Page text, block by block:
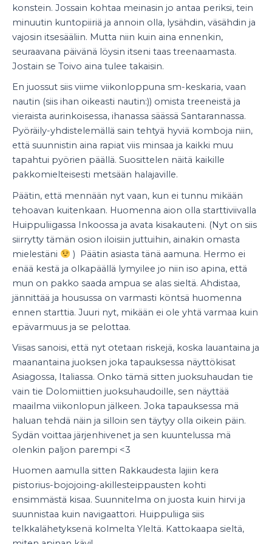
konstein. Jossain kohtaa meinasin jo antaa periksi, tein
minuutin kuntopiiriä ja annoin olla, lysähdin, väsähdin ja
vajosin itsesääliin. Mutta niin kuin aina ennenkin,
seuraavana päivänä löysin itseni taas treenaamasta.
Jostain se Toivo aina tulee takaisin.
En juossut siis viime viikonloppuna sm-keskaria, vaan
nautin (siis ihan oikeasti nautin:)) omista treeneistä ja
vieraista aurinkoisessa, ihanassa säässä Santarannassa.
Pyöräily-yhdistelemällä sain tehtyä hyviä komboja niin,
että suunnistin aina rapiat viis minsaa ja kaikki muu
tapahtui pyörien päällä. Suosittelen näitä kaikille
pakkomielteisesti metsään halajaville.
Päätin, että mennään nyt vaan, kun ei tunnu mikään
tehoavan kuitenkaan. Huomenna aion olla starttiviivalla
Huippuliigassa Inkoossa ja avata kisakauteni. (Nyt on siis
siirrytty tämän osion iloisiin juttuihin, ainakin omasta
mielestäni
) Päätin asiasta tänä aamuna. Hermo ei
enää kestä ja olkapäällä lymyilee jo niin iso apina, että
mun on pakko saada ampua se alas sieltä. Ahdistaa,
jännittää ja housussa on varmasti köntsä huomenna
ennen starttia. Juuri nyt, mikään ei ole yhtä varmaa kuin
epävarmuus ja se pelottaa.
Viisas sanoisi, että nyt otetaan riskejä, koska lauantaina ja
maanantaina juoksen joka tapauksessa näyttökisat
Asiagossa, Italiassa. Onko tämä sitten juoksuhaudan tie
vain tie Dolomiittien juoksuhaudoille, sen näyttää
maailma viikonlopun jälkeen. Joka tapauksessa mä
haluan tehdä näin ja silloin sen täytyy olla oikein päin.
Sydän voittaa järjenhivenet ja sen kuuntelussa mä
olenkin paljon parempi <3
Huomen aamulla sitten Rakkaudesta lajiin kera
pistorius-bojojoing-akillesteippausten kohti
ensimmästä kisaa. Suunnitelma on juosta kuin hirvi ja
suunnistaa kuin navigaattori. Huippuliiga siis
telkkalähetyksenä kolmelta Yleltä. Kattokaapa sieltä,